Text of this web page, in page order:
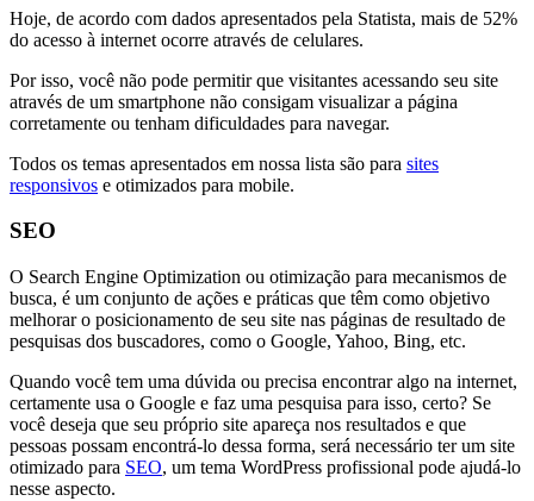
Hoje, de acordo com dados apresentados pela Statista, mais de 52%
do acesso à internet ocorre através de celulares.
Por isso, você não pode permitir que visitantes acessando seu site
através de um smartphone não consigam visualizar a página
corretamente ou tenham dificuldades para navegar.
Todos os temas apresentados em nossa lista são para sites
responsivos e otimizados para mobile.
SEO
O Search Engine Optimization ou otimização para mecanismos de
busca, é um conjunto de ações e práticas que têm como objetivo
melhorar o posicionamento de seu site nas páginas de resultado de
pesquisas dos buscadores, como o Google, Yahoo, Bing, etc.
Quando você tem uma dúvida ou precisa encontrar algo na internet,
certamente usa o Google e faz uma pesquisa para isso, certo? Se
você deseja que seu próprio site apareça nos resultados e que
pessoas possam encontrá-lo dessa forma, será necessário ter um site
otimizado para SEO, um tema WordPress profissional pode ajudá-lo
nesse aspecto.